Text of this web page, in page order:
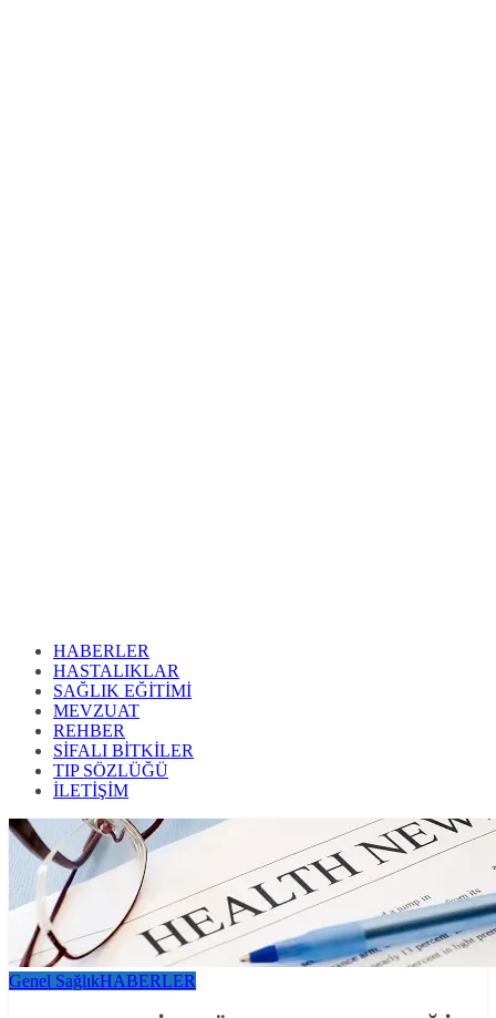
HABERLER
HASTALIKLAR
SAĞLIK EĞİTİMİ
MEVZUAT
REHBER
SİFALI BİTKİLER
TIP SÖZLÜĞÜ
İLETİŞİM
Genel SağlıkHABERLER